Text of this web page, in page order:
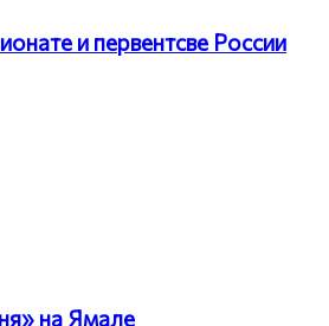
и первентсве России
на Ямале